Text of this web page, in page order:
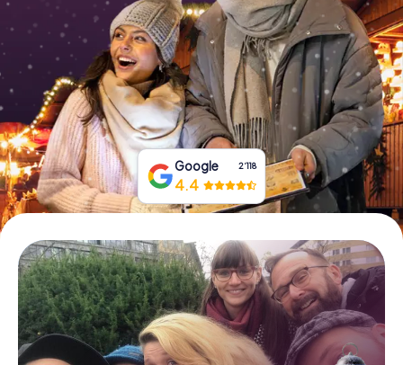
Tickets buchen
Gutscheine bestellen
Google 2‘118
4.4